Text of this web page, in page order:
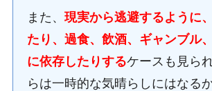
また、 現実から逃避するように
たり、過食、飲酒、ギャンブル
に依存したりするケースも見ら
らは一時的な気晴らしにはなる